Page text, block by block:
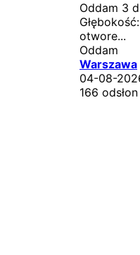
Oddam 3
otwore...
Oddam
Warszawa
04-08-
166 odsłon